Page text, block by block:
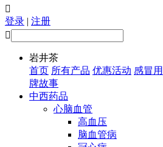

登录 | 注册

岩井茶
首页 所有产品 优惠活动 感冒
牌故事
中西药品
心脑血管
高血压
脑血管病